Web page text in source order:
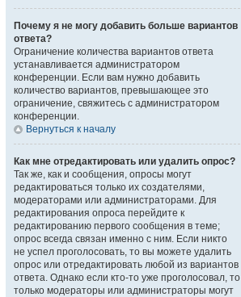
Почему я не могу добавить больше вариантов
ответа?
Ограничение количества вариантов ответа
устанавливается администратором
конференции. Если вам нужно добавить
количество вариантов, превышающее это
ограничение, свяжитесь с администратором
конференции.
Вернуться к началу
Как мне отредактировать или удалить опрос?
Так же, как и сообщения, опросы могут
редактироваться только их создателями,
модераторами или администраторами. Для
редактирования опроса перейдите к
редактированию первого сообщения в теме;
опрос всегда связан именно с ним. Если никто
не успел проголосовать, то вы можете удалить
опрос или отредактировать любой из вариантов
ответа. Однако если кто-то уже проголосовал, то
только модераторы или администраторы могут